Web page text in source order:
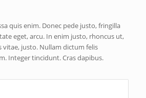
quis enim. Donec pede justo, fringilla
eget, arcu. In enim justo, rhoncus ut,
vitae, justo. Nullam dictum felis
Integer tincidunt. Cras dapibus.